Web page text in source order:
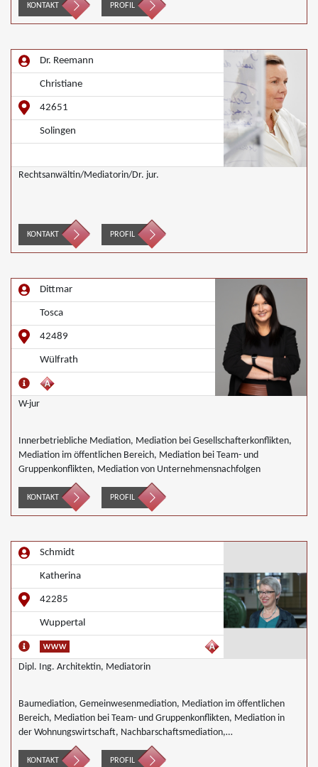
KONTAKT PROFIL
Dr. Reemann
Christiane
42651
Solingen
Rechtsanwältin/Mediatorin/Dr. jur.
KONTAKT PROFIL
Dittmar
Tosca
42489
Wülfrath
W-jur
Innerbetriebliche Mediation, Mediation bei Gesellschafterkonflikten,
Mediation im öffentlichen Bereich, Mediation bei Team- und
Gruppenkonflikten, Mediation von Unternehmensnachfolgen
KONTAKT PROFIL
Schmidt
Katherina
42285
Wuppertal
Dipl. Ing. Architektin, Mediatorin
Baumediation, Gemeinwesenmediation, Mediation im öffentlichen
Bereich, Mediation bei Team- und Gruppenkonflikten, Mediation in
der Wohnungswirtschaft, Nachbarschaftsmediation,
Umweltmediation
KONTAKT PROFIL